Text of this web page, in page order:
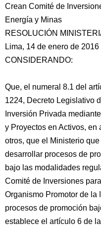
Crean Comité de
Energía y Minas
RESOLUCIÓN
Lima, 14 de enero de 2016
CONSIDERANDO:
Que, el numeral 8.1 del
1224, Decreto Legislativo
Inversión Privada
y Proyectos en Activos, en
otros, que el Ministerio
desarrollar procesos de
bajo las modalidades
Comité de Inversiones
Organismo Promotor de la
procesos de promoción
establece el artículo 6 de